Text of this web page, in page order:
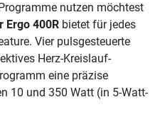
nutzen möchtest
Ergo 400R bietet für jedes
Vier pulsgesteuerte
Herz-Kreislauf-
eine präzise
10 und 350 Watt (in 5-Watt-